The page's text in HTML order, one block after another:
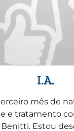
I.A.
mês de
e tratamento
Benitti. Estou